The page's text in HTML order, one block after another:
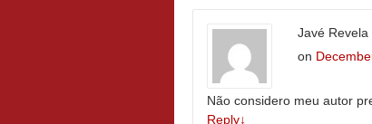
Javé Revela
on
Não considero meu autor
Reply↓